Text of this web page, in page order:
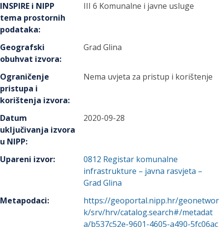
INSPIRE i NIPP
tema prostornih
podataka:
III 6 Komunalne i javne usluge
Geografski
obuhvat izvora:
Grad Glina
Ograničenje
pristupa i
korištenja izvora:
Nema uvjeta za pristup i korištenje
Datum
uključivanja izvora
u NIPP:
2020-09-28
Upareni izvor: 0812 Registar komunalne
infrastrukture – javna rasvjeta –
Grad Glina
Metapodaci:
https://geoportal.nipp.hr/geonetwor
k/srv/hrv/catalog.search#/metadat
a/b537c52e-9601-4605-a490-5fc06ac